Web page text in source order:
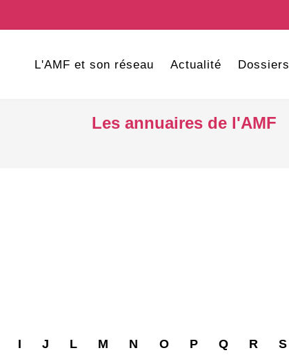
L'AMF et son réseau Actualité Dossiers
Les annuaires de l'AMF
I J L M N O P Q R S